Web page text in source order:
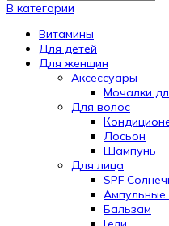
В категории
Витамины
Для детей
Для женщин
Аксессуары
Мочалки
Для волос
Лосьон
Шампунь
Для лица
SPF
Ампульные
Бальзам